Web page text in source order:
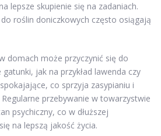
lepsze skupienie się na zadaniach.
roślin doniczkowych często osiągają
domach może przyczynić się do
gatunki, jak na przykład lawenda czy
co sprzyja zasypianiu i
przebywanie w towarzystwie
psychiczny, co w dłuższej
na lepszą jakość życia.